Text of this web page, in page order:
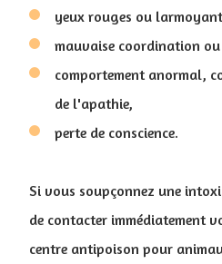
yeux rouges ou
mauvaise coordination
comportement anormal,
de l'apathie,
perte de conscience.
Si vous soupçonnez une
de contacter immédiatement
centre antipoison pour